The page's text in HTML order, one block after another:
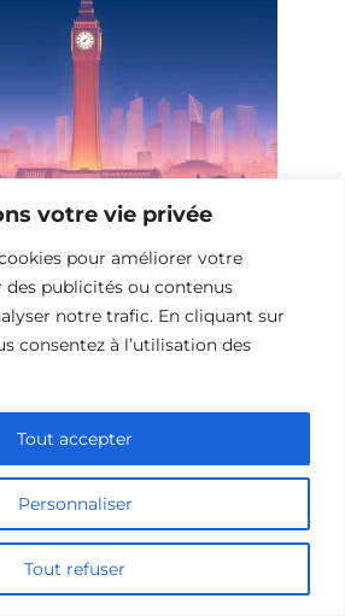
votre vie privée
pour améliorer votre
publicités ou contenus
notre trafic. En cliquant sur
consentez à l’utilisation des
Personnaliser
Tout refuser
Tout accepter
historiques